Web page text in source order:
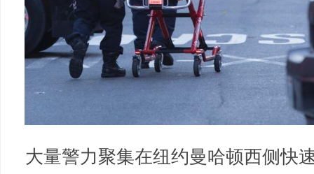
大量警力聚集在纽约曼哈顿西侧快